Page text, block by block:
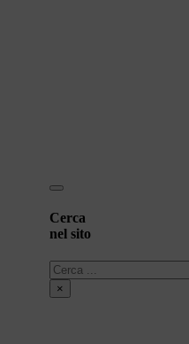
Cerca
nel sito
Cerca
×